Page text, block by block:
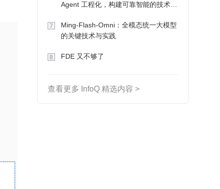
Agent 工程化，构建可靠智能的技术路
7
Ming-Flash-Omni：全模态统一大模型
的关键技术与实践
8 FDE 又不够了
查看更多 InfoQ 精选内容 >